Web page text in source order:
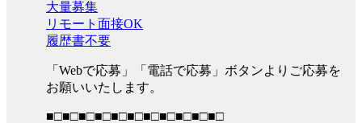
大量募集
リモート面接OK
履歴書不要
「Webで応募」「電話で応募」ボタンよりご応募を
お願いいたします。
■□■□■□■□■□■□■□■□■□■□■□